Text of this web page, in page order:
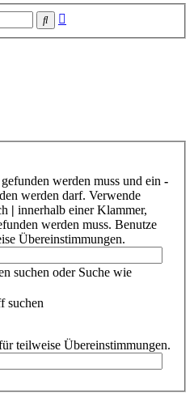
Suche
werden muss und ein -
werden darf. Verwende
| innerhalb einer Klammer,
werden muss. Benutze
Übereinstimmungen.
suchen oder Suche wie
suchen
teilweise Übereinstimmungen.